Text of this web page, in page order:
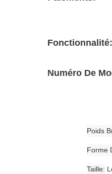
Fonctionnalité:
Numéro De
Poids
Forme
Taille